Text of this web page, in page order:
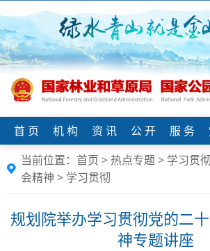
首 页 机 构 资 讯 公 开 服 务
当前位置： 首页 > 热点专题> 学习贯
会精神 > 学习贯彻
规划院举办学习贯彻党的二
神专题讲座